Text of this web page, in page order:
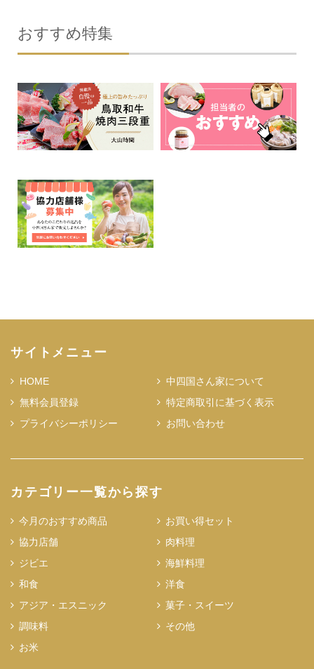
おすすめ特集
サイトメニュー
HOME
中四国さん家について
無料会員登録
特定商取引に基づく表示
プライバシーポリシー
お問い合わせ
カテゴリー一覧から探す
今月のおすすめ商品
お買い得セット
協力店舗
肉料理
ジビエ
海鮮料理
和食
洋食
アジア・エスニック
菓子・スイーツ
調味料
その他
お米